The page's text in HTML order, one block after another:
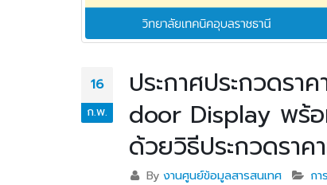
16
ก.พ.
ประกาศประกวดร
door Display พร้อ
ด้วยวิธีประกวดรา
Byงานศูนย์ข้อมูลสารสนเทศ กา
วท.อุบลฯ ต้อนรับผู้แทนจาก
บริษัท แบ็กส์บริการภาคพื้น
จำกัดร่วมมือทางวิชาการ